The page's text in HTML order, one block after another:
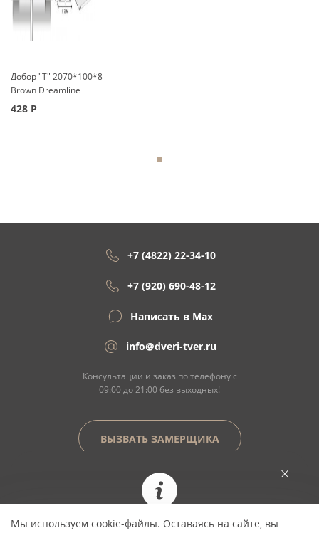
При заказе сегодня цена фиксируется и не
Добор "Т" 2070*100*8
Brown Dreamline
428 Р
+7 (4822) 22-34-10
+7 (920) 690-48-12
Написать в Max
info@dveri-tver.ru
Консультации и заказ по телефону с
09:00 до 21:00 без выходных!
ВЫЗВАТЬ ЗАМЕРЩИКА
Сайт не является договором оферты
Мы используем cookie-файлы. Оставаясь на сайте, вы